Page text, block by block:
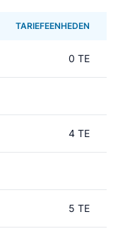
TARIEFEENHEDEN
0 TE
4 TE
5 TE